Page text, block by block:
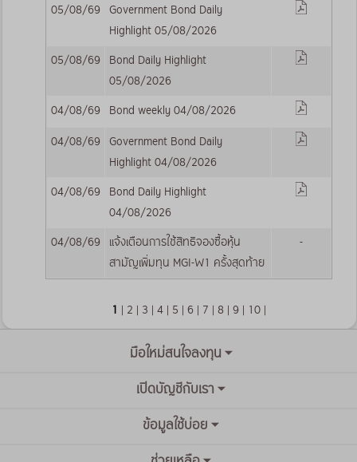
05/08/69 Government Bond Daily
Highlight 05/08/2026
05/08/69 Bond Daily Highlight
05/08/2026
04/08/69 Bond weekly 04/08/2026
04/08/69 Government Bond Daily
Highlight 04/08/2026
04/08/69 Bond Daily Highlight
04/08/2026
04/08/69 แจ้งเตือนการใช้สิทธิจองซื้อหุ้น
สามัญเพิ่มทุน MGI-W1 ครั้งสุดท้าย
-
1 | 2 | 3 |4 | 5 |6 | 7 |8 |9 | 10 |
มือใหม่สนใจลงทุน
เปิดบัญชีกับเรา
ข้อมูลใช้บ่อย